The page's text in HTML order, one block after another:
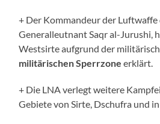
+ Der Kommandeur der Luftwaffe
Generalleutnant Saqr al-Jurushi,
Westsirte aufgrund der
militärischen Sperrzone erklärt.
+ Die LNA verlegt weitere
Gebiete von Sirte, Dschufra und in